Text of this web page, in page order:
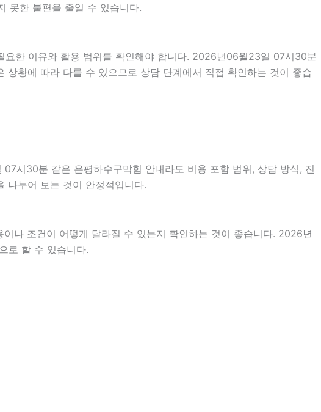
못한 불편을 줄일 수 있습니다.
요한 이유와 활용 범위를 확인해야 합니다. 2026년06월23일 07시30분
황에 따라 다를 수 있으므로 상담 단계에서 직접 확인하는 것이 좋습
시30분 같은 은평하수구막힘 안내라도 비용 포함 범위, 상담 방식, 진
나누어 보는 것이 안정적입니다.
나 조건이 어떻게 달라질 수 있는지 확인하는 것이 좋습니다. 2026년
로 할 수 있습니다.